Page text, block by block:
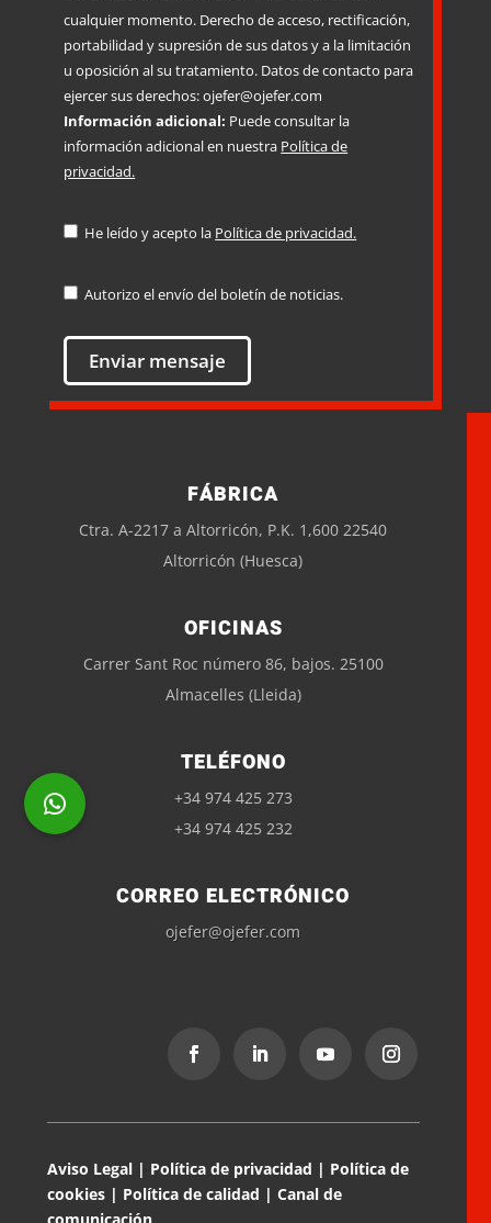
cualquier momento. Derecho de acceso, rectificación,
portabilidad y supresión de sus datos y a la limitación
u oposición al su tratamiento. Datos de contacto para
ejercer sus derechos: ojefer@ojefer.com
Información adicional: Puede consultar la
información adicional en nuestra Política de
privacidad.
He leído y acepto la Política de privacidad.
Autorizo el envío del boletín de noticias.
Suscríbete a la newsletter
He leído y acepto la
FÁBRICA
Ctra. A-2217 a Altorricón, P.K. 1,600 22540
Altorricón (Huesca)
OFICINAS
Carrer Sant Roc número 86, bajos. 25100
Almacelles (Lleida)
TELÉFONO
+34 974 425 273
+34 974 425 232
CORREO ELECTRÓNICO
ojefer@ojefer.com
Aviso Legal | Política de privacidad | Política de
cookies| Política de calidad | Canal de
comunicación